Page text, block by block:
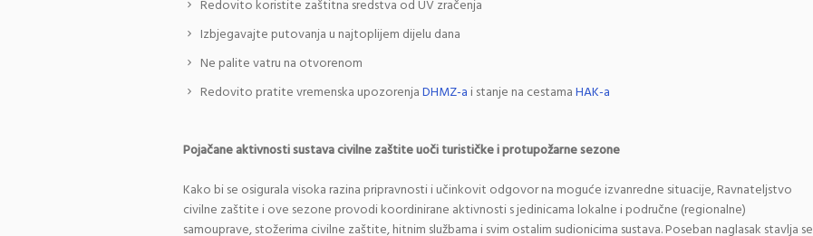
Redovito koristite zaštitna sredstva od UV zračenja
Izbjegavajte putovanja u najtoplijem dijelu dana
Ne palite vatru na otvorenom
Redovito pratite vremenska upozorenjaDHMZ-a i stanje na cestamaHAK-a
Pojačane aktivnosti sustava civilne zaštite uoči turističke i protupožarne sezone
Kako bi se osigurala visoka razina pripravnosti i učinkovit odgovor na moguće izvanredne situacije, Ravnateljstvo
civilne zaštite i ove sezone provodi koordinirane aktivnosti s jedinicama lokalne i područne (regionalne)
samouprave, stožerima civilne zaštite, hitnim službama i svim ostalim sudionicima sustava. Poseban naglasak stavlja se